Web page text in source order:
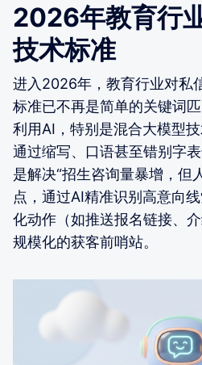
2026年教育行
技术标准
进入2026年，教育行业对私
标准已不再是简单的关键词
利用AI，特别是混合大模型
通过缩写、口语甚至错别字
是解决“招生咨询量暴增，但
点，通过AI精准识别高意向
化动作（如推送报名链接、
规模化的获客前哨站。